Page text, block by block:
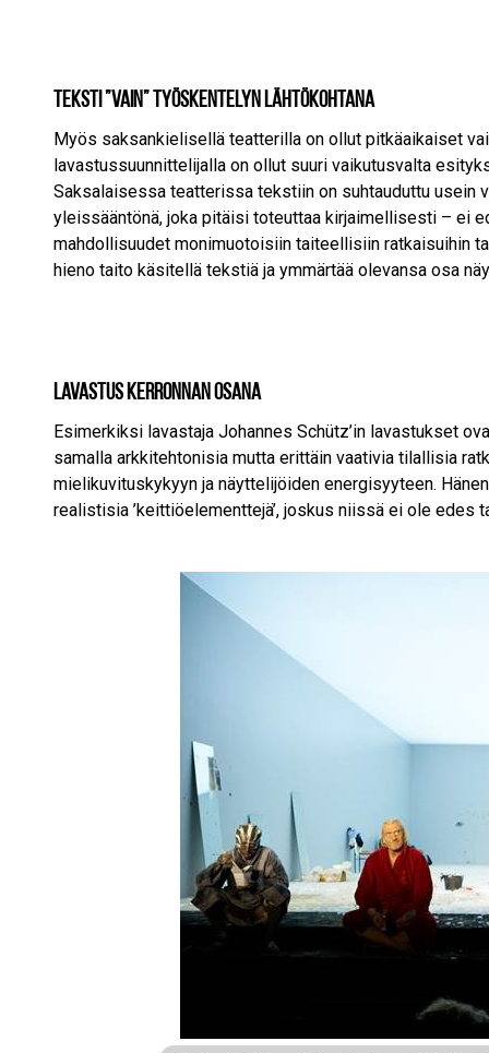
Teksti ”vain” työskentelyn lähtökohtana
Myös saksankielisellä teatterilla on ollut pitkäaikaiset
lavastussuunnittelijalla on ollut suuri vaikutusvalta
Saksalaisessa teatterissa tekstiin on suhtauduttu usein
yleissääntönä, joka pitäisi toteuttaa kirjaimellisesti – ei
mahdollisuudet monimuotoisiin taiteellisiin ratkaisuihin
hieno taito käsitellä tekstiä ja ymmärtää olevansa osa
Lavastus kerronnan osana
Esimerkiksi lavastaja Johannes Schütz’in lavastukset
samalla arkkitehtonisia mutta erittäin vaativia tilallisia
mielikuvituskykyyn ja näyttelijöiden energisyyteen.
realistisia ’keittiöelementtejä’, joskus niissä ei ole edes